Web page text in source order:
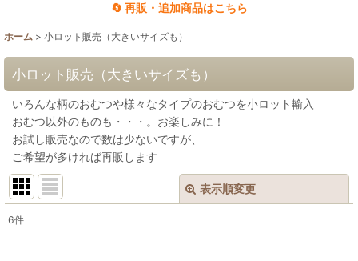
🔄 再販・追加商品はこちら
ホーム > 小ロット販売（大きいサイズも）
小ロット販売（大きいサイズも）
いろんな柄のおむつや様々なタイプのおむつを小ロット輸入
おむつ以外のものも・・・。お楽しみに！
お試し販売なので数は少ないですが、
ご希望が多ければ再販します
表示順変更
6件